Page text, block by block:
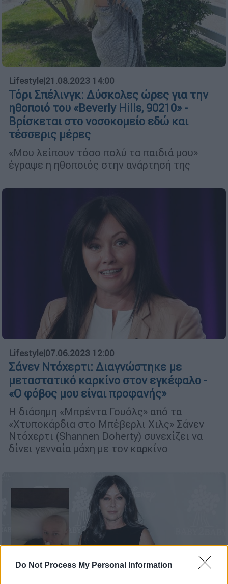
Do Not Process My Personal Information
Lifestyle|21.08.2023 14:00
Τόρι Σπέλινγκ: Δύσκολες ώρες για την
ηθοποιό του «Beverly Hills, 90210» -
Βρίσκεται στο νοσοκομείο εδώ και
τέσσερις μέρες
«Μου λείπουν τόσο πολύ τα παιδιά μου»
έγραψε η ηθοποιός στην ανάρτησή της
Lifestyle|07.06.2023 12:00
Σάνεν Ντόχερτι: Διαγνώστηκε με
μεταστατικό καρκίνο στον εγκέφαλο -
«Ο φόβος μου είναι προφανής»
Η διάσημη «Μπρέντα Γουόλς» από τα
«Χτυποκάρδια στο Μπέβερλι Χιλς» Σάνεν
Ντόχερτι (Shannen Doherty) συνεχίζει να
δίνει γενναία μάχη με τον καρκίνο